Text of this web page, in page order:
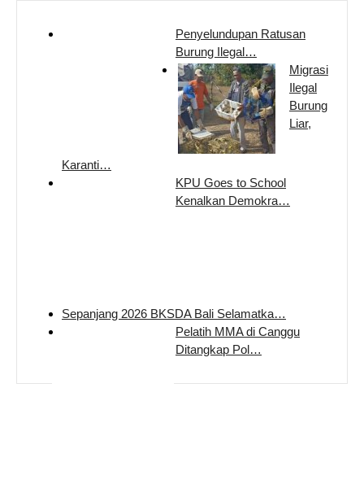
Penyelundupan Ratusan
Burung Ilegal…
Migrasi
Ilegal
Burung
Liar,
Karanti…
KPU Goes to School
Kenalkan Demokra…
Sepanjang 2026 BKSDA Bali Selamatka…
Pelatih MMA di Canggu
Ditangkap Pol…